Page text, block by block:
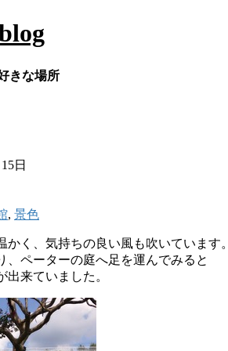
きな場所
日
, 景色
く、気持ちの良い風も吹いています。
、ペーターの庭へ足を運んでみると
来ていました。